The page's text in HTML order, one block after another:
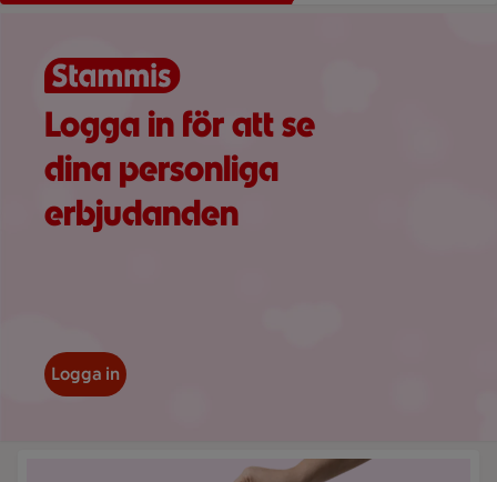
Logga in för att se
dina personliga
erbjudanden
Logga in